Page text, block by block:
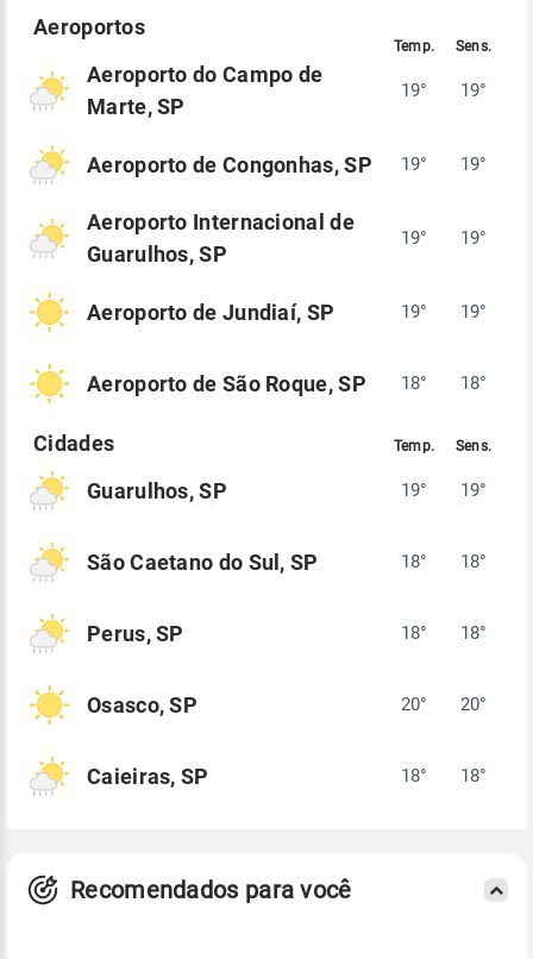
Aeroporto do Campo de
Marte, SP
19° 19°
Aeroporto de Congonhas, SP 19° 19°
Aeroporto Internacional de
Guarulhos, SP
19° 19°
Aeroporto de Jundiaí, SP 19° 19°
Aeroporto de São Roque, SP 18° 18°
Guarulhos, SP 19° 19°
São Caetano do Sul, SP 18° 18°
Perus, SP 18° 18°
Osasco, SP 20° 20°
Caieiras, SP 18° 18°
Recomendados para você